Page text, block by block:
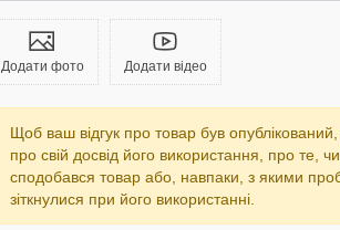
Додати фото Додати відео
Щоб ваш відгук про товар був опублікований,
про свій досвід його використання, про те,
сподобався товар або, навпаки, з якими
зіткнулися при його використанні.